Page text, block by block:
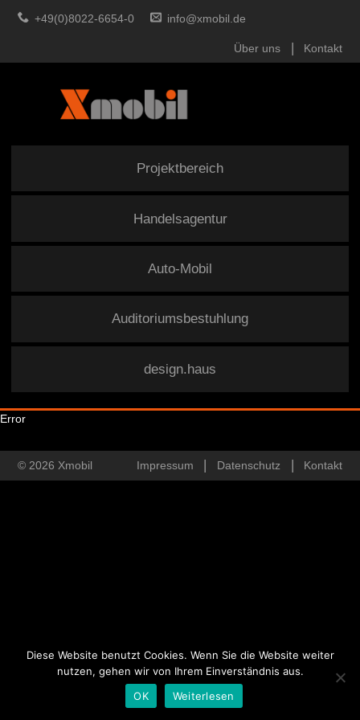
+49(0)8022-6654-0 info@xmobil.de
Über uns Kontakt
Projektbereich
Handelsagentur
Auto-Mobil
Auditoriumsbestuhlung
design.haus
Error
© 2026 Xmobil Impressum Datenschutz Kontakt
Diese Website benutzt Cookies. Wenn Sie die Website weiter
nutzen, gehen wir von Ihrem Einverständnis aus.
OK
Weiterlesen